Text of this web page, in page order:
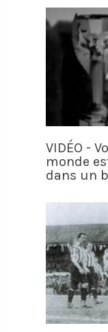
VIDÉO -
monde
dans un